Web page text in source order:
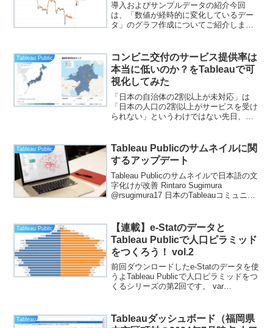
導入およびサンプルデータの紹介今回
は、「数値が経時的に変化しているデー
タ」のグラフ作成についてご紹介しま
半期ごとよりも毎月の粒度の方がいいな
と思っていたところ、那覇市の...
Tableau Public
コンビニ交付のサービス提供率は
本当に低いのか？をTableauで可
視化してみた
「日本の自治体の2割以上が未対応」は
「日本の人口の2割以上がサービスを受け
られない」というわけではない先日、私
ニでの住民票発行サービスに対応してい
ません。また残り8割...
Tableau Public
Tableau Publicのサムネイルに関
するアップデート
Tableau Publicのサムネイルで日本語の文
字化けが改善 Rintaro Sugimura
@rsugimura17 日本のTableauコミュニテ
夜中なので、...
Tableau Public
【連載】e-Statのデータと
Tableau Publicで人口ピラミッド
をつくろう！ vol.2
前回ダウンロードしたe-Statのデータを使
うよTableau Publicで人口ピラミッドをつ
くるシリーズの第2回です。 var
0852...
Tableau
Tableauダッシュボード（福岡県